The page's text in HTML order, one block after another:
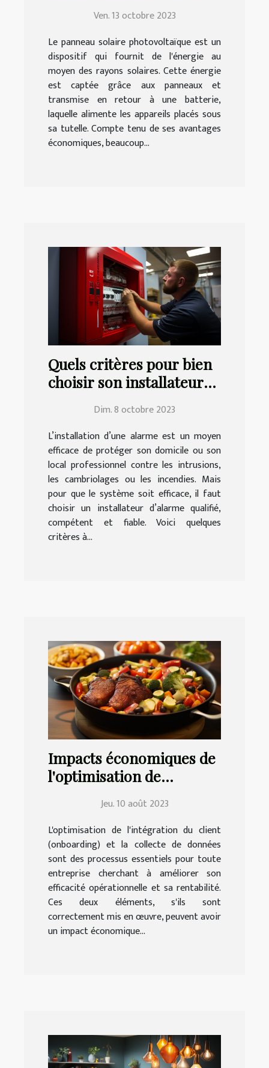
d'entretienVen. 13 octobre 2023
Le panneau solaire photovoltaïque est un
dispositif qui fournit de l'énergie au
moyen des rayons solaires. Cette énergie
est captée grâce aux panneaux et
transmise en retour à une batterie,
laquelle alimente les appareils placés sous
sa tutelle. Compte tenu de ses avantages
économiques, beaucoup...
Quels critères pour bien
choisir son installateur
Dim. 8 octobre 2023
L’installation d’une alarme est un moyen
efficace de protéger son domicile ou son
local professionnel contre les intrusions,
les cambriolages ou les incendies. Mais
pour que le système soit efficace, il faut
choisir un installateur d’alarme qualifié,
compétent et fiable. Voici quelques
critères à...
Impacts économiques de
l'optimisation de
la collecte de données
Jeu. 10 août 2023
L'optimisation de l'intégration du client
(onboarding) et la collecte de données
sont des processus essentiels pour toute
entreprise cherchant à améliorer son
efficacité opérationnelle et sa rentabilité.
Ces deux éléments, s'ils sont
correctement mis en œuvre, peuvent avoir
un impact économique...